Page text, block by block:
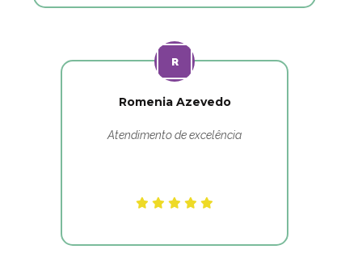
Romenia Azevedo
Atendimento de excelência